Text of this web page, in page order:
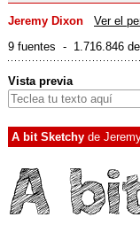
Jeremy Dixon Ver el
9 fuentes - 1.716.846
Vista previa
A bit Sketchy de